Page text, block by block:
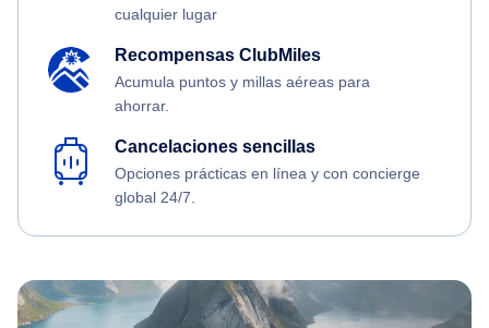
cualquier lugar
Recompensas ClubMiles
Acumula puntos y millas aéreas para
ahorrar.
Cancelaciones sencillas
Opciones prácticas en línea y con concierge
global 24/7.